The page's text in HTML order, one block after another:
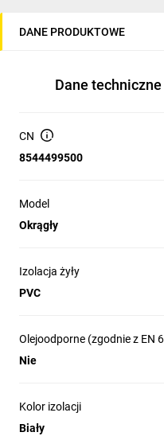
DANE PRODUKTOWE
Dane techniczne
CN
8544499500
Model
Okrągły
Izolacja żyły
PVC
Olejoodporne (zgodnie z EN
Nie
Kolor izolacji
Biały